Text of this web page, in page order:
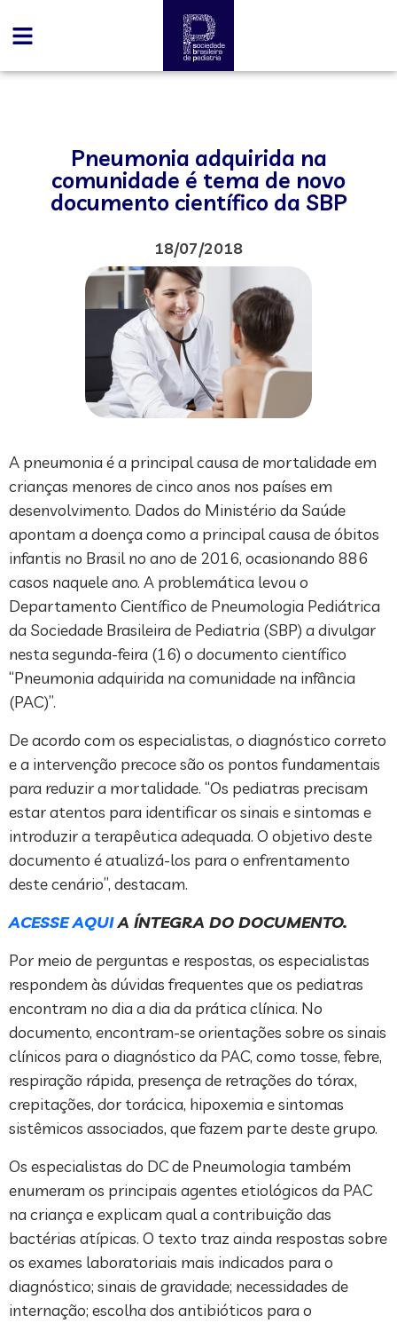
Pneumonia adquirida na
comunidade é tema de novo
documento científico da SBP
18/07/2018
A pneumonia é a principal causa de mortalidade em
crianças menores de cinco anos nos países em
desenvolvimento. Dados do Ministério da Saúde
apontam a doença como a principal causa de óbitos
infantis no Brasil no ano de 2016, ocasionando 886
casos naquele ano. A problemática levou o
Departamento Científico de Pneumologia Pediátrica
da Sociedade Brasileira de Pediatria (SBP) a divulgar
nesta segunda-feira (16) o documento científico
“Pneumonia adquirida na comunidade na infância
(PAC)”.
De acordo com os especialistas, o diagnóstico correto
e a intervenção precoce são os pontos fundamentais
para reduzir a mortalidade. “Os pediatras precisam
estar atentos para identificar os sinais e sintomas e
introduzir a terapêutica adequada. O objetivo deste
documento é atualizá-los para o enfrentamento
deste cenário”, destacam.
ACESSE AQUIA ÍNTEGRA DO DOCUMENTO.
Por meio de perguntas e respostas, os especialistas
respondem às dúvidas frequentes que os pediatras
encontram no dia a dia da prática clínica. No
documento, encontram-se orientações sobre os sinais
clínicos para o diagnóstico da PAC, como tosse, febre,
respiração rápida, presença de retrações do tórax,
crepitações, dor torácica, hipoxemia e sintomas
sistêmicos associados, que fazem parte deste grupo.
Os especialistas do DC de Pneumologia também
enumeram os principais agentes etiológicos da PAC
na criança e explicam qual a contribuição das
bactérias atípicas. O texto traz ainda respostas sobre
os exames laboratoriais mais indicados para o
diagnóstico; sinais de gravidade; necessidades de
internação; escolha dos antibióticos para o